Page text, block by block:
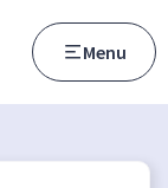
Menu